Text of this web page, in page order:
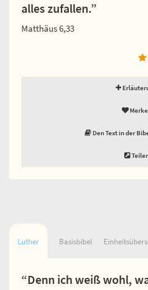
alles zufallen.”
Matthäus 6,33
Den Text in der
Luther Basisbibel
“Denn ich weiß wohl,